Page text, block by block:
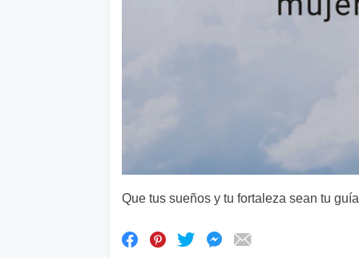
Que tus sueños y tu fortaleza sean tu